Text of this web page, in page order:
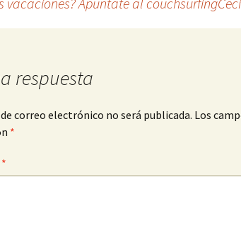
respuesta
correo electrónico no será publicada. Los
*
*